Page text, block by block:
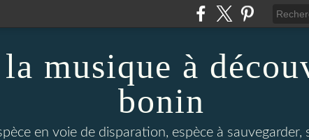
musique à
bonin
en voie de disparation, espèce à